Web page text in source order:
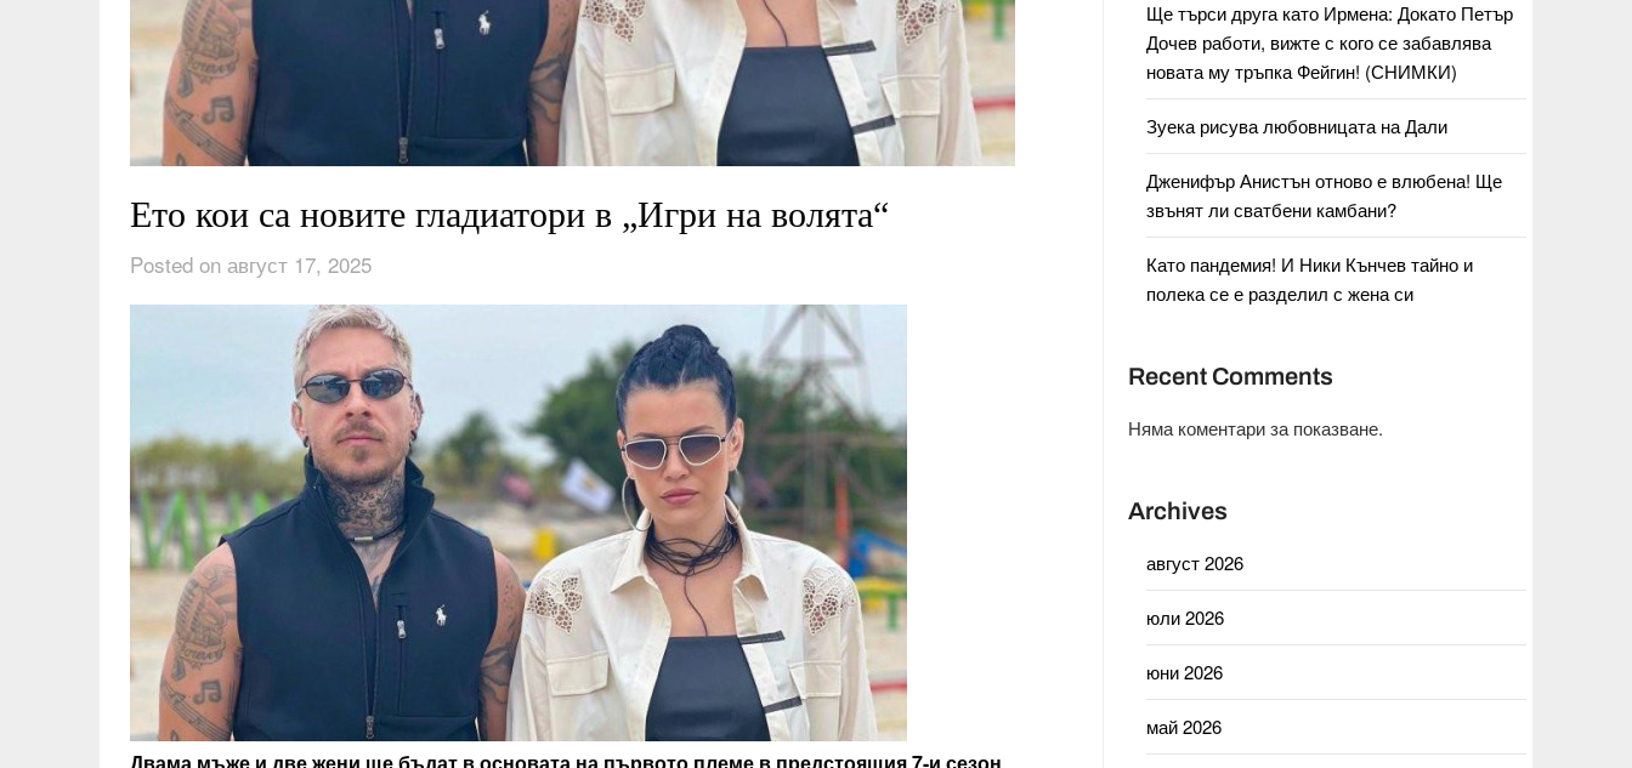
Ето кои са новите гладиатори в „Игри на волята“
Posted on август 17, 2025
Ще търси друга като Ирмена: Докато Петър
Дочев работи, вижте с кого се забавлява
новата му тръпка Фейгин! (СНИМКИ)
Зуека рисува любовницата на Дали
Дженифър Анистън отново е влюбена! Ще
звънят ли сватбени камбани?
Като пандемия! И Ники Кънчев тайно и
полека се е разделил с жена си
Recent Comments
Няма коментари за показване.
Archives
август 2026
юли 2026
юни 2026
май 2026